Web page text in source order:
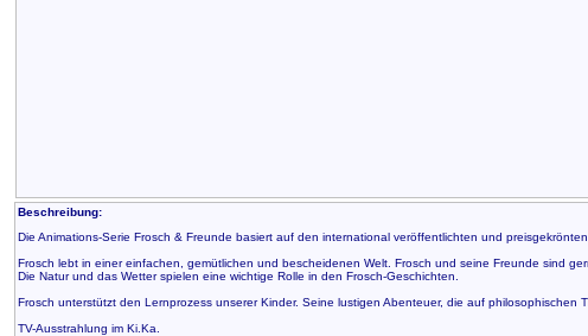
Beschreibung:
Die Animations-Serie Frosch & Freunde basiert auf den international veröffentlichten und
Frosch lebt in einer einfachen, gemütlichen und bescheidenen Welt. Frosch und seine Freunde sind
Die Natur und das Wetter spielen eine wichtige Rolle in den Frosch-Geschichten.
Frosch unterstützt den Lernprozess unserer Kinder. Seine lustigen Abenteuer, die auf philosophischen
TV-Ausstrahlung im Ki.Ka.